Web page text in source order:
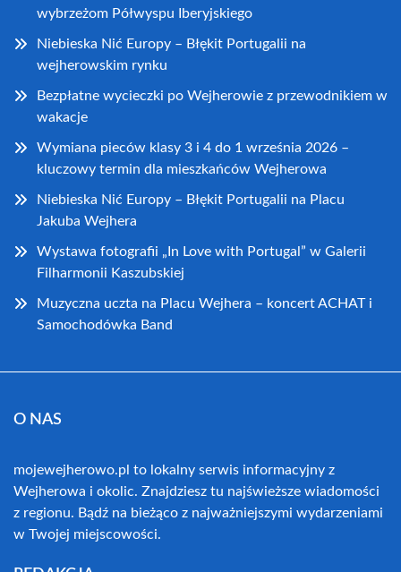
wybrzeżom Półwyspu Iberyjskiego
Niebieska Nić Europy – Błękit Portugalii na
wejherowskim rynku
Bezpłatne wycieczki po Wejherowie z przewodnikiem w
wakacje
Wymiana pieców klasy 3 i 4 do 1 września 2026 –
kluczowy termin dla mieszkańców Wejherowa
Niebieska Nić Europy – Błękit Portugalii na Placu
Jakuba Wejhera
Wystawa fotografii „In Love with Portugal” w Galerii
Filharmonii Kaszubskiej
Muzyczna uczta na Placu Wejhera – koncert ACHAT i
Samochodówka Band
O NAS
mojewejherowo.pl to lokalny serwis informacyjny z
Wejherowa i okolic. Znajdziesz tu najświeższe wiadomości
z regionu. Bądź na bieżąco z najważniejszymi wydarzeniami
w Twojej miejscowości.